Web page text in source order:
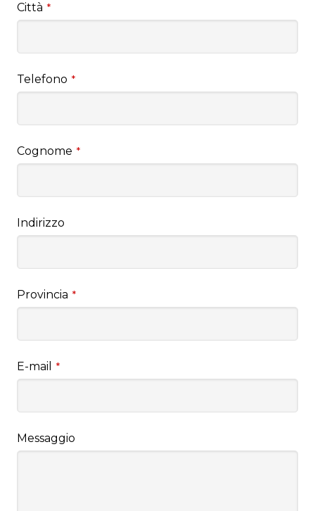
Città *
Telefono *
Cognome *
Indirizzo
Provincia *
E-mail *
Messaggio